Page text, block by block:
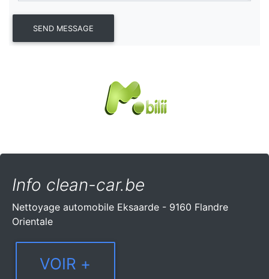
Info clean-car.be
Nettoyage automobile Eksaarde - 9160 Flandre
Orientale